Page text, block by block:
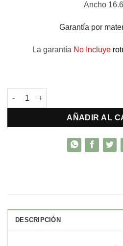
Ancho
Garantía por
La garantía No Incluye
Cadena acero y San Benito
AÑADIR AL
DESCRIPCIÓN